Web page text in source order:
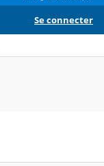
Se connecter